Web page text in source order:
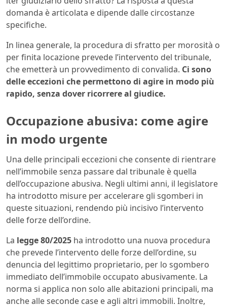
domanda è articolata e dipende dalle circostanze
specifiche.
In linea generale, la procedura di sfratto per morosità o
per finita locazione prevede l’intervento del tribunale,
che emetterà un provvedimento di convalida. Ci sono
delle eccezioni che permettono di agire in modo più
rapido, senza dover ricorrere al giudice.
Occupazione abusiva: come agire
in modo urgente
Una delle principali eccezioni che consente di rientrare
nell’immobile senza passare dal tribunale è quella
dell’occupazione abusiva. Negli ultimi anni, il legislatore
ha introdotto misure per accelerare gli sgomberi in
queste situazioni, rendendo più incisivo l’intervento
delle forze dell’ordine.
La legge 80/2025 ha introdotto una nuova procedura
che prevede l’intervento delle forze dell’ordine, su
denuncia del legittimo proprietario, per lo sgombero
immediato dell’immobile occupato abusivamente. La
norma si applica non solo alle abitazioni principali, ma
anche alle seconde case e agli altri immobili. Inoltre,